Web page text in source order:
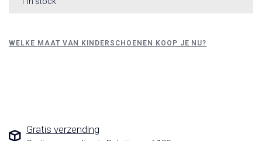
WELKE MAAT VAN KINDERSCHOENEN KOOP JE NU?
Gratis verzending